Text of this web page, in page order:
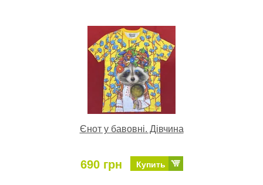
Єнот у бавовні. Дівчина
690 грн Купить